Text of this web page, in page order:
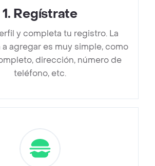
1. Regístrate
y completa tu registro. La
agregar es muy simple, como
dirección, número de
teléfono, etc.